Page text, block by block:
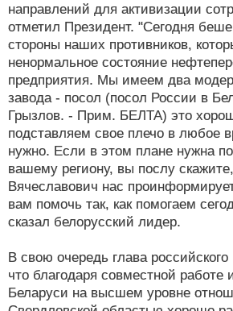
направлений для активизации
отметил Президент. "Сегодня
стороны наших противников,
ненормальное состояние
предприятия. Мы имеем два
завода - посол (посол России в
Грызлов. - Прим. БЕЛТА) это
подставляем свое плечо в любое
нужно. Если в этом плане нужна
вашему региону, вы послу
Вячеславович нас
вам помочь так, как помогаем
сказал белорусский лидер.
В свою очередь глава российского
что благодаря совместной работе
Беларуси на высшем уровне